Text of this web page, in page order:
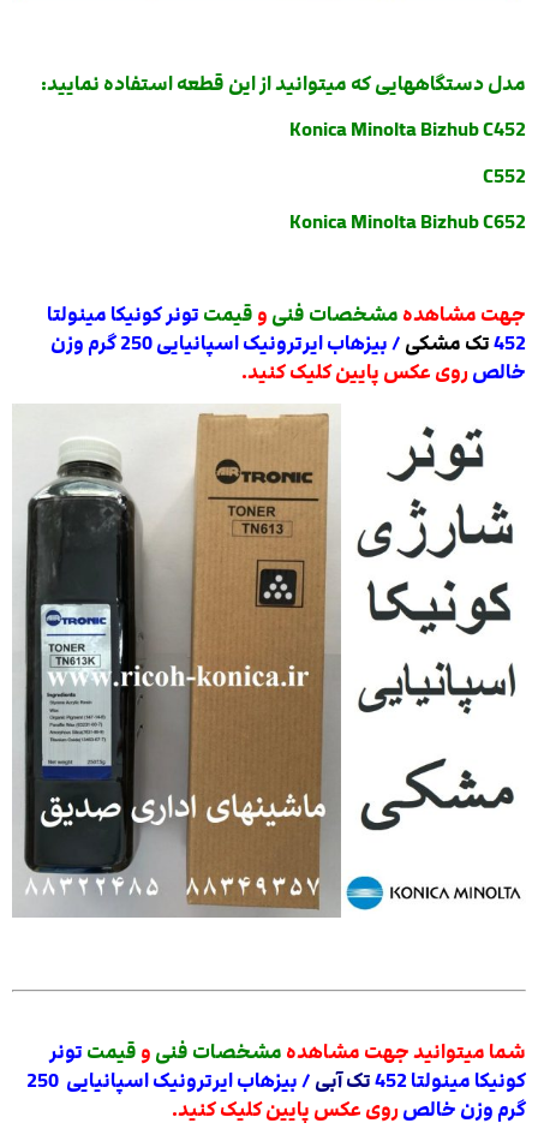
مدل دستگاههایی که میتوانید از این قطعه استفاده نمایید:
Konica Minolta Bizhub C452
C552
Konica Minolta Bizhub C652
جهت مشاهده مشخصات فنی و قیمت تونر کونیکا مینولتا
452تک مشکی
/ بیزهاب ایرترونیک اسپانیایی 250 گرم وزن
خالص روی عکس پایین کلیک کنید.
شما میتوانید جهت مشاهده مشخصات فنی و قیمت تونر
کونیکا مینولتا 452
تک آبی
/ بیزهاب ایرترونیک اسپانیایی 250
گرم وزن خالص روی عکس پایین کلیک کنید.